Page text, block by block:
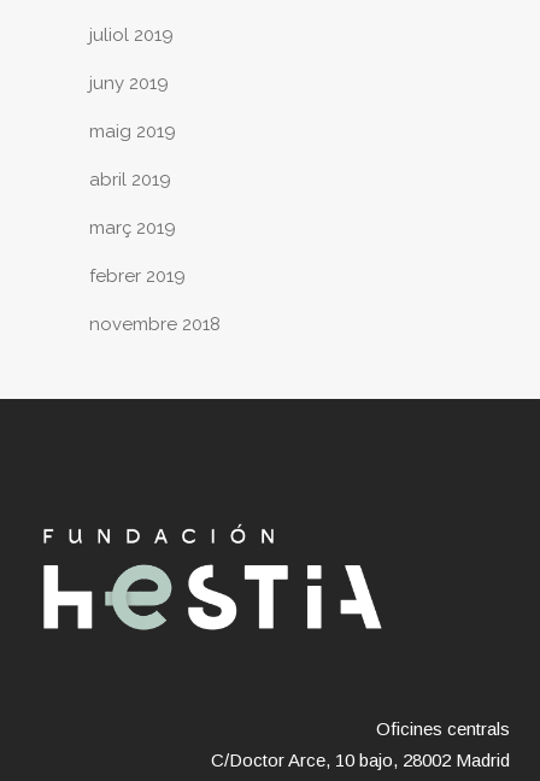
juliol 2019
juny 2019
maig 2019
abril 2019
març 2019
febrer 2019
novembre 2018
Oficines centrals
C/Doctor Arce, 10 bajo, 28002 Madrid